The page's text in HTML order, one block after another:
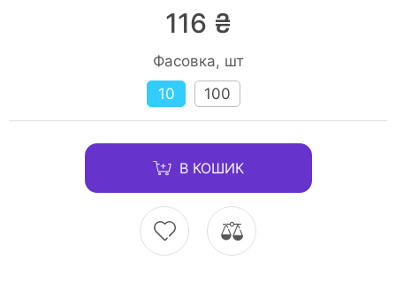
116 ₴
Фасовка, шт
10
100
В КОШИК